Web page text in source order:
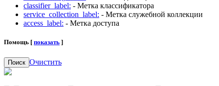
classifier_label: - Метка классификатора
service_collection_label: - Метка служебной коллекции
access_label: - Метка доступа
Помощь [ показать ]
Поиск Очистить